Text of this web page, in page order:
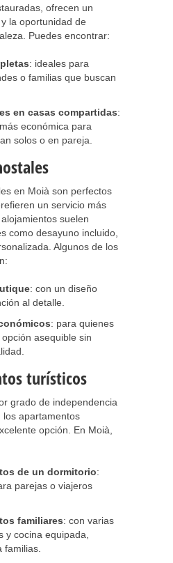
ofrecen un
la oportunidad de
Puedes encontrar:
: ideales para
o familias que buscan
en casas compartidas:
económica para
solos o en pareja.
en Moià son perfectos
un servicio más
suelen
como desayuno incluido,
Algunos de los
: con un diseño
al detalle.
: para quienes
asequible sin
turísticos
grado de independencia
los apartamentos
opción. En Moià,
de un dormitorio:
parejas o viajeros
familiares: con varias
y cocina equipada,
familias.